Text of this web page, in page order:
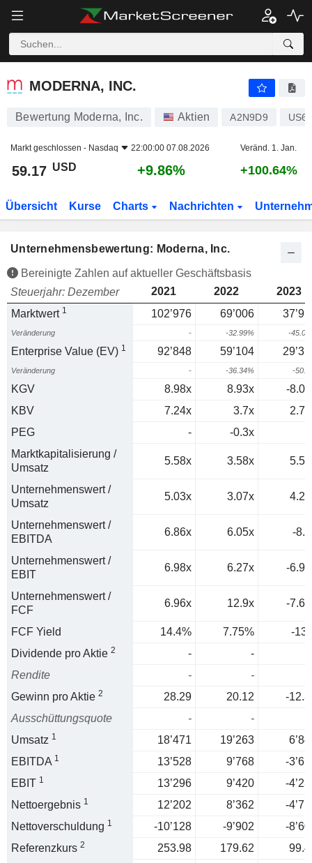
MODERNA, INC.
MODERNA, INC.
Bewertung Moderna, Inc. Aktien A2N9D9
Markt geschlossen - Nasdaq 22:00:00 07.08.2026 Veränd. 1. Jan.
59.17 USD +9.86% +100.64%
Übersicht Kurse Charts Nachrichten
Unternehmensbewertung: Moderna, Inc.
Bereinigte Zahlen auf aktueller Geschäftsbasis
Steuerjahr: Dezember
2021 2022
2023
Marktwert 1 102’976 69’006
Veränderung - -32.99% -
Enterprise Value (EV) 1 92’848 59’104
Veränderung - -36.34% -
KGV 8.98x 8.93x
-
KBV
7.24x 3.7x
PEG
- -0.3x
Marktkapitalisierung /
Umsatz
5.58x 3.58x
Unternehmenswert /
Umsatz
5.03x 3.07x
Unternehmenswert /
EBITDA
6.86x 6.05x -
Unternehmenswert /
EBIT
6.98x 6.27x -
Unternehmenswert /
FCF
6.96x 12.9x -
FCF Yield 14.4% 7.75%
-
Dividende pro Aktie 2 -
-
Rendite
-
-
Gewinn pro Aktie 2 28.29 20.12
-
Ausschüttungsquote
-
-
Umsatz 1 18’471 19’263
EBITDA 1 13’528 9’768
-
EBIT 1 13’296 9’420
-
Nettoergebnis 1 12’202 8’362
-
Nettoverschuldung 1 -10’128 -9’902
-
Referenzkurs 2 253.98 179.62